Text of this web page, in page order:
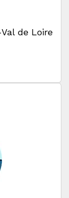
de Loire